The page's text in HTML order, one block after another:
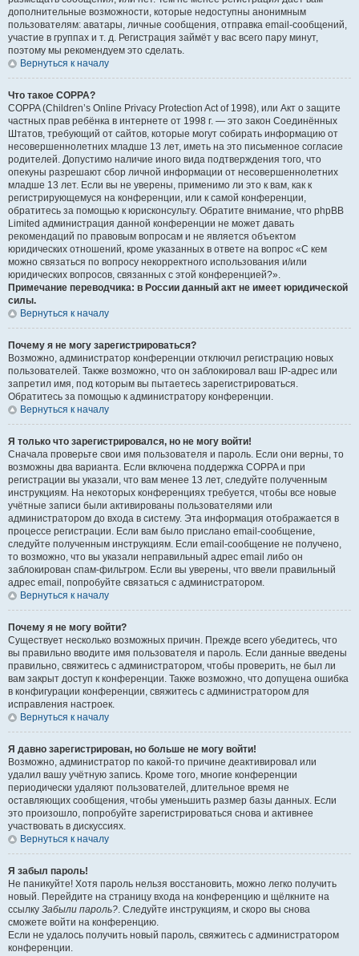
дополнительные возможности, которые недоступны анонимным
пользователям: аватары, личные сообщения, отправка email-сообщений,
участие в группах и т. д. Регистрация займёт у вас всего пару минут,
поэтому мы рекомендуем это сделать.
Вернуться к началу
Что такое COPPA?
COPPA (Children’s Online Privacy Protection Act of 1998), или Акт о защите
частных прав ребёнка в интернете от 1998 г. — это закон Соединённых
Штатов, требующий от сайтов, которые могут собирать информацию от
несовершеннолетних младше 13 лет, иметь на это письменное согласие
родителей. Допустимо наличие иного вида подтверждения того, что
опекуны разрешают сбор личной информации от несовершеннолетних
младше 13 лет. Если вы не уверены, применимо ли это к вам, как к
регистрирующемуся на конференции, или к самой конференции,
обратитесь за помощью к юрисконсульту. Обратите внимание, что phpBB
Limited администрация данной конференции не может давать
рекомендаций по правовым вопросам и не является объектом
юридических отношений, кроме указанных в ответе на вопрос «С кем
можно связаться по вопросу некорректного использования и/или
юридических вопросов, связанных с этой конференцией?».
Примечание переводчика: в России данный акт не имеет юридической
силы.
Вернуться к началу
Почему я не могу зарегистрироваться?
Возможно, администратор конференции отключил регистрацию новых
пользователей. Также возможно, что он заблокировал ваш IP-адрес или
запретил имя, под которым вы пытаетесь зарегистрироваться.
Обратитесь за помощью к администратору конференции.
Вернуться к началу
Я только что зарегистрировался, но не могу войти!
Сначала проверьте свои имя пользователя и пароль. Если они верны, то
возможны два варианта. Если включена поддержка COPPA и при
регистрации вы указали, что вам менее 13 лет, следуйте полученным
инструкциям. На некоторых конференциях требуется, чтобы все новые
учётные записи были активированы пользователями или
администратором до входа в систему. Эта информация отображается в
процессе регистрации. Если вам было прислано email-сообщение,
следуйте полученным инструкциям. Если email-сообщение не получено,
то возможно, что вы указали неправильный адрес email либо он
заблокирован спам-фильтром. Если вы уверены, что ввели правильный
адрес email, попробуйте связаться с администратором.
Вернуться к началу
Почему я не могу войти?
Существует несколько возможных причин. Прежде всего убедитесь, что
вы правильно вводите имя пользователя и пароль. Если данные введены
правильно, свяжитесь с администратором, чтобы проверить, не был ли
вам закрыт доступ к конференции. Также возможно, что допущена ошибка
в конфигурации конференции, свяжитесь с администратором для
исправления настроек.
Вернуться к началу
Я давно зарегистрирован, но больше не могу войти!
Возможно, администратор по какой-то причине деактивировал или
удалил вашу учётную запись. Кроме того, многие конференции
периодически удаляют пользователей, длительное время не
оставляющих сообщения, чтобы уменьшить размер базы данных. Если
это произошло, попробуйте зарегистрироваться снова и активнее
участвовать в дискуссиях.
Вернуться к началу
Я забыл пароль!
Не паникуйте! Хотя пароль нельзя восстановить, можно легко получить
новый. Перейдите на страницу входа на конференцию и щёлкните на
ссылку Забыли пароль?. Следуйте инструкциям, и скоро вы снова
сможете войти на конференцию.
Если не удалось получить новый пароль, свяжитесь с администратором
конференции.